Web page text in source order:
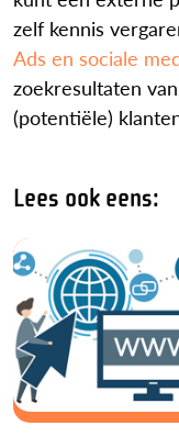
zelf kennis
Ads en sociale
zoekresultaten
(potentiële)
Lees ook eens: